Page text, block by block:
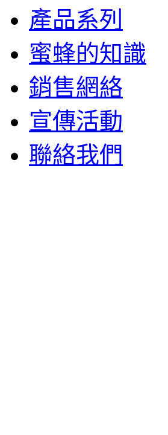
產品系列
蜜蜂的知識
銷售網絡
宣傳活動
聯絡我們